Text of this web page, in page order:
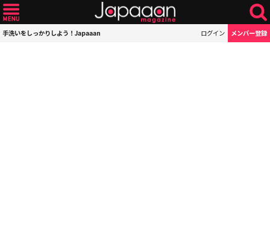
手洗いをしっかりしよう！Japaaan ログイン メンバー登録